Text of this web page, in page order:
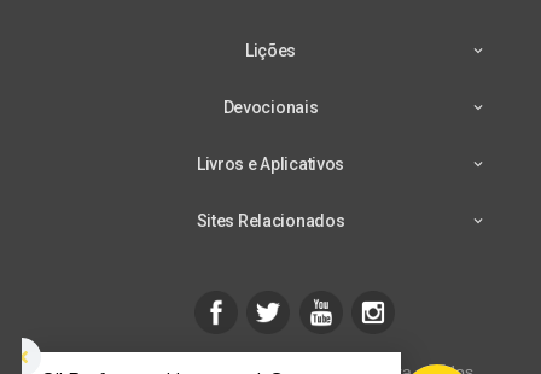
Lições
Devocionais
Livros e Aplicativos
Sites Relacionados